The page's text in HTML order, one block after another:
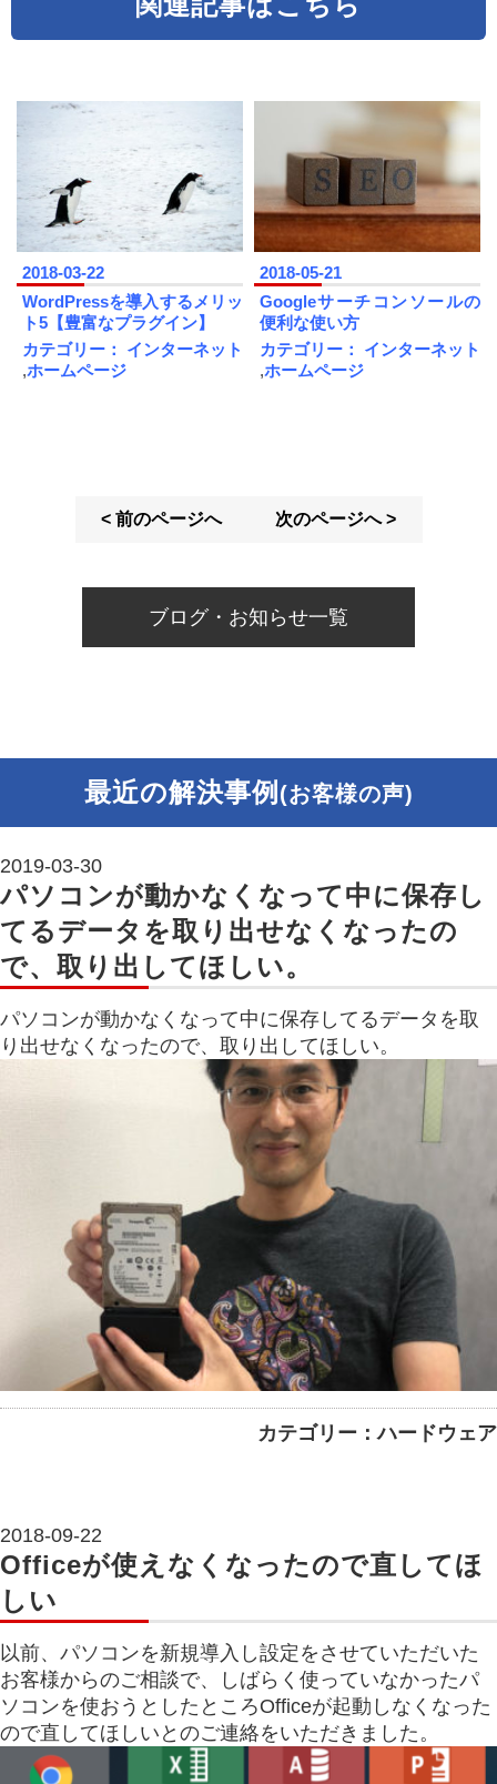
2018-03-22
WordPressを導入するメリッ
ト5【豊富なプラグイン】
カテゴリー： インターネット
,ホームページ
2018-05-21
Googleサーチコンソールの
便利な使い方
カテゴリー： インターネット
,ホームページ
< 前のページへ 次のページへ >
ブログ・お知らせ一覧
最近の解決事例 (お客様の声)
2019-03-30
パソコンが動かなくなって中に保存し
てるデータを取り出せなくなったの
で、取り出してほしい。
パソコンが動かなくなって中に保存してるデータを取
り出せなくなったので、取り出してほしい。
カテゴリー：ハードウェア
2018-09-22
Officeが使えなくなったので直してほ
しい
以前、パソコンを新規導入し設定をさせていただいた
お客様からのご相談で、しばらく使っていなかったパ
ソコンを使おうとしたところOfficeが起動しなくなった
ので直してほしいとのご連絡をいただきました。